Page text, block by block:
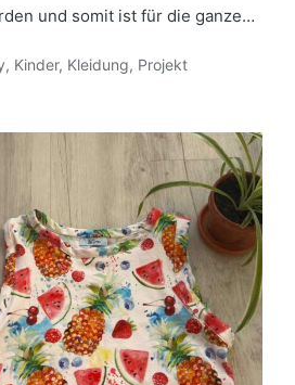
und somit ist für die ganze…
, Kinder, Kleidung, Projekt